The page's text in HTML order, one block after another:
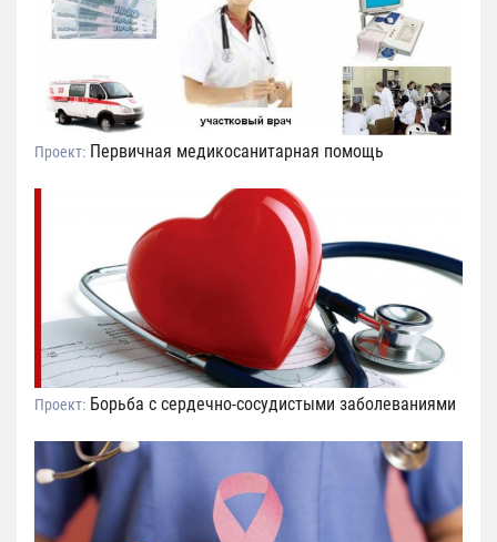
Проект: Первичная медикосанитарная помощь
Проект: Борьба с сердечно-сосудистыми заболеваниями